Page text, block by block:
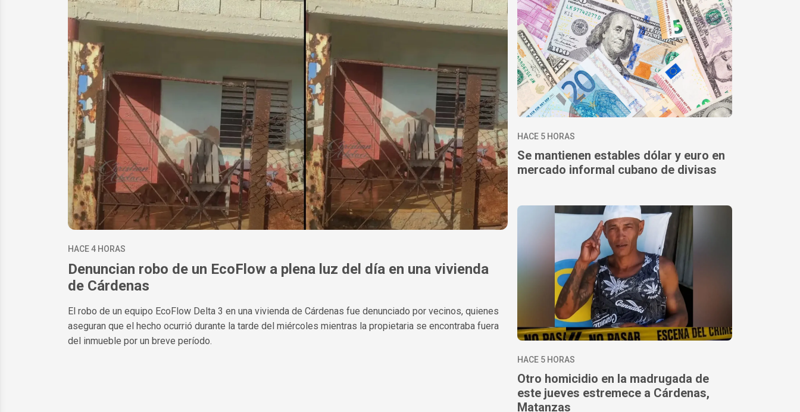
HACE 4 HORAS
Denuncian robo de un EcoFlow a plena luz del día en una vivienda
de Cárdenas
El robo de un equipo EcoFlow Delta 3 en una vivienda de Cárdenas fue denunciado por vecinos, quienes
aseguran que el hecho ocurrió durante la tarde del miércoles mientras la propietaria se encontraba fuera
del inmueble por un breve período.
HACE 5 HORAS
Se mantienen estables dólar y euro en
mercado informal cubano de divisas
HACE 5 HORAS
Otro homicidio en la madrugada de
este jueves estremece a Cárdenas,
Matanzas